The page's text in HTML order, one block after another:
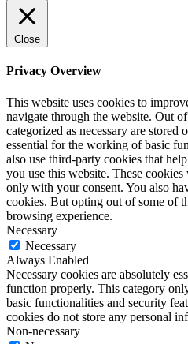
Close
Privacy Overview
This website uses cookies to
navigate through the website. Out
categorized as necessary are stored
essential for the working of basic
also use third-party cookies that
you use this website. These
only with your consent. You also
cookies. But opting out of some of
browsing experience.
Necessary
Necessary
Always Enabled
Necessary cookies are absolutely
function properly. This category
basic functionalities and security
cookies do not store any personal
Non-necessary